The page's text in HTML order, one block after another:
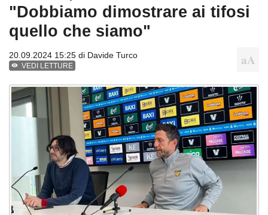
"Dobbiamo dimostrare ai tifosi
quello che siamo"
20.09.2024 15:25 di Davide Turco
VEDI LETTURE